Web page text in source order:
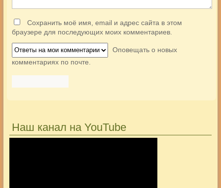
Сохранить моё имя, email и адрес сайта в этом
браузере для последующих моих комментариев.
Оповещать о новых
комментариях по почте.
Наш канал на YouTube